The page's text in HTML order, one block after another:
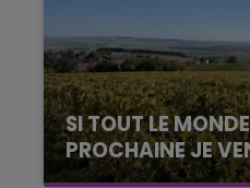
SI TOUT LE
PROCHAINE JE
La vendange en